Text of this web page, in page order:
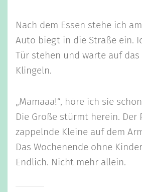
Nach dem Essen stehe ich
Auto biegt in die Straße ein.
Tür stehen und warte auf
Klingeln.
„Mamaaa!“, höre ich sie
Die Große stürmt herein. Der
zappelnde Kleine auf dem
Das Wochenende ohne
Endlich. Nicht mehr allein.